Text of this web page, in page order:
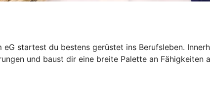
startest du bestens gerüstet ins Berufsleben.
und baust dir eine breite Palette an Fähigkeiten